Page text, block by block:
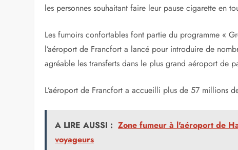
les personnes souhaitant faire leur pause cigarette en
Les fumoirs confortables font partie du programme «
l’aéroport de Francfort a lancé pour introduire de
agréable les transferts dans le plus grand aéroport de
L’aéroport de Francfort a accueilli plus de 57 millions
A LIRE AUSSI : Zone fumeur à l'aéroport de
voyageurs